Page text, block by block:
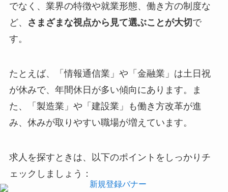
でなく、業界の特徴や就業形態、働き方の制度な
ど、
さまざまな視点から見て選ぶことが大切で
す。
たとえば、「情報通信業」や「金融業」は土日祝
が休みで、年間休日が多い傾向にあります。ま
た、「製造業」や「建設業」も働き方改革が進
み、休みが取りやすい職場が増えています。
求人を探すときは、以下のポイントをしっかりチ
ェックしましょう：